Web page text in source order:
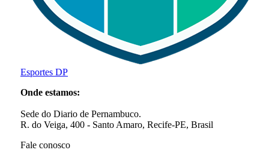
Esportes DP
Onde estamos:
Sede do Diario de Pernambuco.
R. do Veiga, 400 - Santo Amaro, Recife-PE, Brasil
Fale conosco